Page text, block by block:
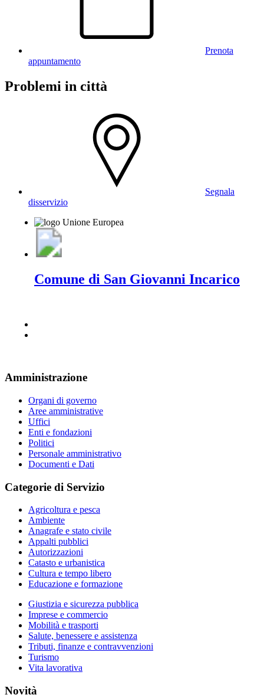
Prenota
appuntamento
Problemi in città
Segnala
disservizio
Comune di San Giovanni Incarico
Amministrazione
Organi di governo
Aree amministrative
Uffici
Enti e fondazioni
Politici
Personale amministrativo
Documenti e Dati
Categorie di Servizio
Agricoltura e pesca
Ambiente
Anagrafe e stato civile
Appalti pubblici
Autorizzazioni
Catasto e urbanistica
Cultura e tempo libero
Educazione e formazione
Giustizia e sicurezza pubblica
Imprese e commercio
Mobilità e trasporti
Salute, benessere e assistenza
Tributi, finanze e contravvenzioni
Turismo
Vita lavorativa
Novità